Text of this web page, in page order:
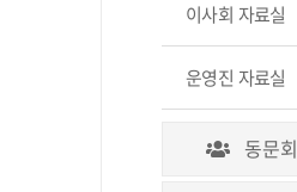
이사회 자료실
운영진 자료실
동문